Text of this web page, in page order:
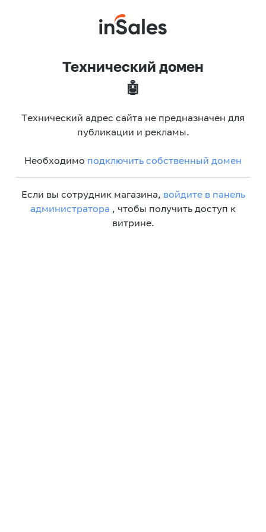
Технический домен
🤖
Технический адрес сайта не предназначен для
публикации и рекламы.
Необходимо подключить собственный домен
Если вы сотрудник магазина, войдите в панель
администратора , чтобы получить доступ к
витрине.